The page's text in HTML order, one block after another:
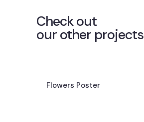
Check out
our other projects
Flowers Poster